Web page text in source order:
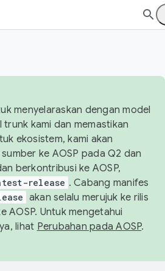
menyelaraskan dengan model
kami dan memastikan
ekosistem, kami akan
ke AOSP pada Q2 dan
berkontribusi ke AOSP,
release . Cabang manifes
akan selalu merujuk ke rilis
AOSP. Untuk mengetahui
lihat Perubahan pada AOSP.